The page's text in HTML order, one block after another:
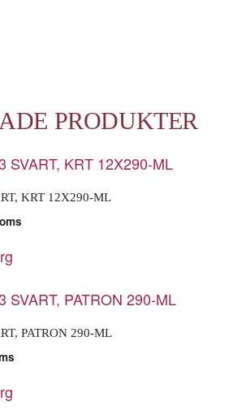
PRODUKTER
KRT 12X290-ML
PATRON 290-ML